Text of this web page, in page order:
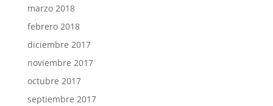
marzo 2018
febrero 2018
diciembre 2017
noviembre 2017
octubre 2017
septiembre 2017